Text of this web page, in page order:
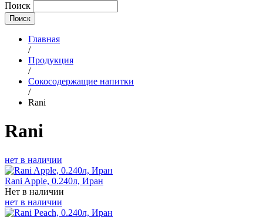
Поиск
Главная
/
Продукция
/
Сокосодержащие напитки
/
Rani
Rani
нет в наличии
Rani Apple, 0.240л, Иран
Нет в наличии
нет в наличии